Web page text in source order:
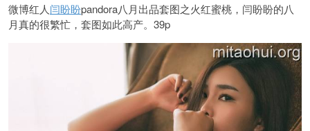
微博红人闫盼盼pandora八月出品套图之火红蜜桃，闫盼盼的八
月真的很繁忙，套图如此高产。39p